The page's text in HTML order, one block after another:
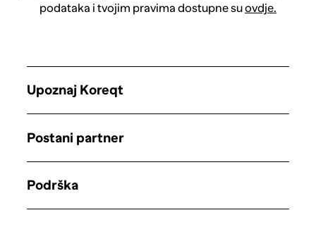
podataka i tvojim pravima dostupne suovdje.
Upoznaj Koreqt
Postani partner
Podrška